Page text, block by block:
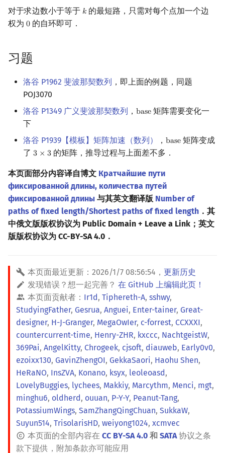
对于求边数小于等于 𝑘
k 的最短路，只需对每个点加一个边
权为 0
0 的自环即可．
习题
洛谷 P1962 斐波那契数列 ，即上面的例题，同题
POJ3070
洛谷 P1349 广义斐波那契数列 ， base
base矩阵需要变化一
下
洛谷 P1939【模板】矩阵加速（数列）
， base
base矩阵变成
了 3 × 3
3 ×3 的矩阵，推导过程与上面差不多．
本页面部分内容译自博文 Кратчайшие пути
фиксированной длины, количества путей
фиксированной длины 与其英文翻译版 Number of
paths of fixed length/Shortest paths of fixed length ．其
中俄文版版权协议为 Public Domain + Leave a Link；英文
版版权协议为 CC-BY-SA 4.0．
本页面最近更新： 2026/1/7 08:56:54 ， 更新历史
发现错误？想一起完善？ 在 GitHub 上编辑此页！
本页面贡献者： Ir1d, Tiphereth-A, sshwy,
StudyingFather, Gesrua, Anguei, Enter-tainer, Great-
designer, H-J-Granger, MegaOwIer, c-forrest, CCXXXI,
countercurrent-time, Henry-ZHR, kxccc, NachtgeistW,
369Pai, AngelKitty, Chrogeek, cjsoft, diauweb, Early0v0,
ezoixx130, GavinZhengOI, GekkaSaori, Haohu Shen,
HeRaNO, InsZVA, Konano, ksyx, leoleoasd,
LovelyBuggies, lychees, Makkiy, Marcythm, Menci, mgt,
minghu6, oldherd, ouuan, P-Y-Y, Peanut-Tang,
PotassiumWings, SamZhangQingChuan, SukkaW,
Suyun514, TrisolarisHD, weiyong1024, xcmvec
本页面的全部内容在 CC BY-SA 4.0 和 SATA协议之条
款下提供，附加条款亦可能应用